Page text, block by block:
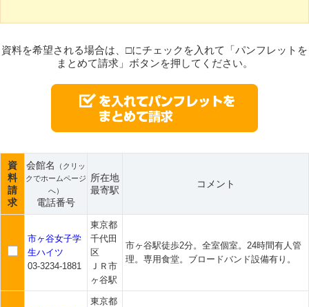
資料を希望される場合は、□にチェックを入れて「パンフレットを
まとめて請求」ボタンを押してください。
資
料
請
求
会館名
（クリッ
クでホームページ
へ）
電話番号
所在地
最寄駅
コメント
市ヶ谷女子学
生ハイツ
03-3234-1881
東京都
千代田
区
ＪＲ市
ヶ谷駅
市ヶ谷駅徒歩2分。全室個室。24時間有人管
理。専用食堂。ブロードバンド設備有り。
東京都